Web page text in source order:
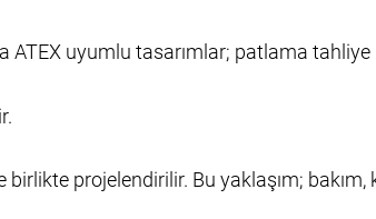
ATEX uyumlu tasarımlar; patlama
projelendirilir. Bu yaklaşım; bakım,